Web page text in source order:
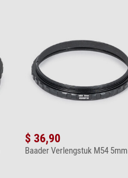
$ 36,90
Baader Verlengstuk M54 5mm